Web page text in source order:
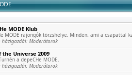
MODE Klub
MODE rajongók törzshelye. Minden, ami a csapattal
házigazdái: Moderátorok
the Universe 2009
a depeCHe MODE.
házigazdái: Moderátorok